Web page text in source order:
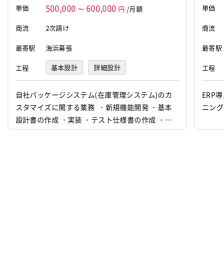
ルタントDBとしては、日本最大規模と
住所
港区赤坂2-4-6 赤坂グリーンクロス27
F
代表者 林 博文
資本金 19 億 8200 万円
単価 500,000 ～ 600,000 円 /月額
商流
2次請け
最寄駅 海浜幕張
工程 基本設計 詳細設計
自社パッケージシステム(在庫管理システム)のカ
スタマイズに関する業務 ・新規機能開発 ・基本
設計書の作成 ・実装 ・テスト仕様書の作成 ・納
品 ・改修 ・運用, 保守 etc.
単価
商流
最寄駅
工程
ERP
ニン